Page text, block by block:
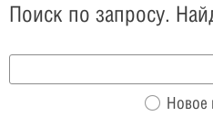
О проекте
Поиск по запросу.
Новое